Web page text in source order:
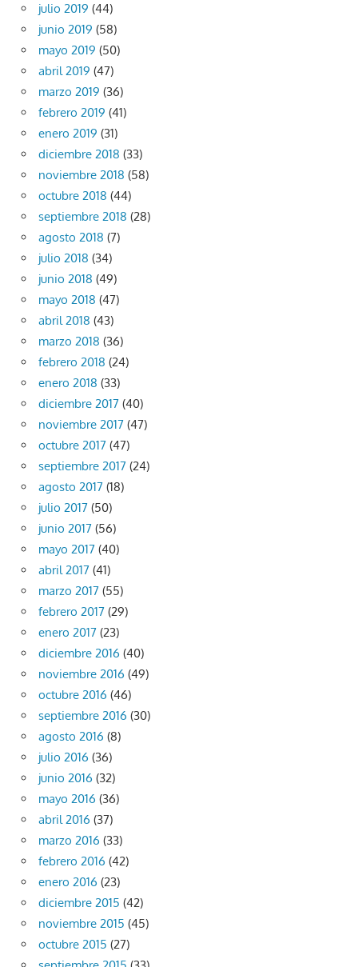
julio 2019 (44)
junio 2019 (58)
mayo 2019 (50)
abril 2019 (47)
marzo 2019 (36)
febrero 2019 (41)
enero 2019 (31)
diciembre 2018 (33)
noviembre 2018 (58)
octubre 2018 (44)
septiembre 2018 (28)
agosto 2018 (7)
julio 2018 (34)
junio 2018 (49)
mayo 2018 (47)
abril 2018 (43)
marzo 2018 (36)
febrero 2018 (24)
enero 2018 (33)
diciembre 2017 (40)
noviembre 2017 (47)
octubre 2017 (47)
septiembre 2017 (24)
agosto 2017 (18)
julio 2017 (50)
junio 2017 (56)
mayo 2017 (40)
abril 2017 (41)
marzo 2017 (55)
febrero 2017 (29)
enero 2017 (23)
diciembre 2016 (40)
noviembre 2016 (49)
octubre 2016 (46)
septiembre 2016 (30)
agosto 2016 (8)
julio 2016 (36)
junio 2016 (32)
mayo 2016 (36)
abril 2016 (37)
marzo 2016 (33)
febrero 2016 (42)
enero 2016 (23)
diciembre 2015 (42)
noviembre 2015 (45)
octubre 2015 (27)